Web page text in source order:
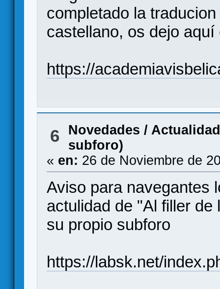
completado la
castellano, os dejo aquí
https://
6
Novedades / Actualidad
subforo)
« en: 26 de Noviembre de
Aviso para navegantes
actulidad de "Al filler
su propio subforo
https://labsk.net/